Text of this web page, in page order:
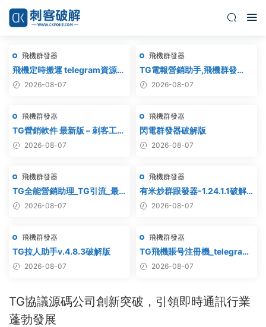
飛機群發器
飛機定時搬運 telegram資源搬
運 TG頻道搬運 電報頻道克隆
2026-08-07
飛機群發器
TG電報營銷助手,飛機群發
器,TG群發器,群發器破解版,群
協議軟件
2026-08-07
飛機群發器
TG營銷軟件 最新版 – 刺客工作
室破解版
2026-08-07
飛機群發器
閃電群發器破解版
2026-08-07
飛機群發器
TG全能營銷助理_TG引流_最
新破解版
2026-08-07
飛機群發器
有米炒群跟發器-1.24.1.1破解
版 2026-08-07
飛機群發器
TG拉人助手v.4.8.3破解版
2026-08-07
飛機群發器
TG飛機賬号注冊機_telegram
注冊機_電報飛機号注冊機破解
2026-08-07
TG協議源碼公司創新突破，引領即時通訊行業
蓬勃發展